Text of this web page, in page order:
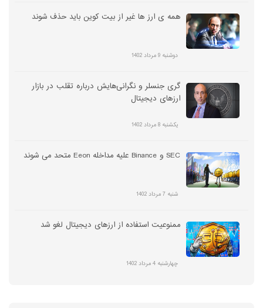
همه ی ارز ها غیر از بیت کوین باید حذف شوند
دوشنبه 9 مرداد 1402
گری جنسلر و نگرانی‌هایش درباره تقلب در بازار
ارزهای دیجیتال
یکشنبه 8 مرداد 1402
SEC و Binance علیه مداخله Eeon متحد می شوند
شنبه 7 مرداد 1402
ممنوعیت استفاده از ارزهای دیجیتال لغو شد
چهارشنبه 4 مرداد 1402